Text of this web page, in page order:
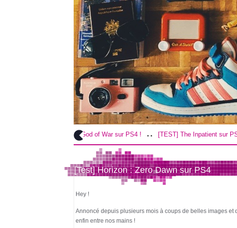
God of War sur PS4 ! .. [TEST] The Inpatient sur PS4 / VR ! .. Crok’
[Test] Horizon : Zero Dawn sur PS4
Hey !
Annoncé depuis plusieurs mois à coups de belles images
enfin entre nos mains !